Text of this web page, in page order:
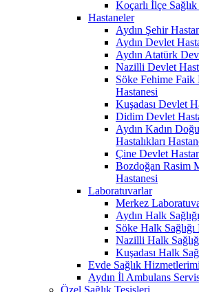
Koçarlı İlçe
Hastaneler
Aydın Şehir
Aydın Devlet
Aydın Atatürk
Nazilli Devlet
Söke Fehime
Hastanesi
Kuşadası Devlet
Didim Devlet
Aydın Kadın
Hastalıkları
Çine Devlet
Bozdoğan Rasim
Hastanesi
Laboratuvarlar
Merkez
Aydın Halk
Söke Halk Sağlığı
Nazilli Halk
Kuşadası Halk
Evde Sağlık
Aydın İl Ambulans
Özel Sağlık Tesisleri